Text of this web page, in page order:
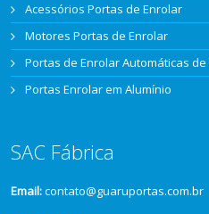
Acessórios Portas de Enrolar
Motores Portas de Enrolar
Portas de Enrolar Automáticas de
Portas Enrolar em Alumínio
SAC Fábrica
Email:contato@guaruportas.com.br